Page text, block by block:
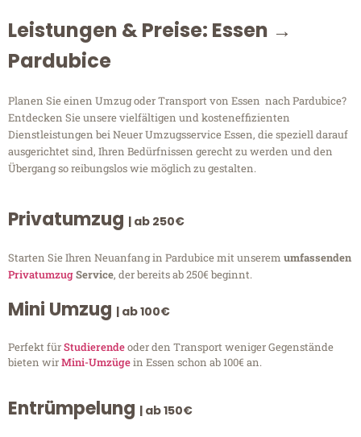
Leistungen & Preise: Essen →
Pardubice
Planen Sie einen Umzug oder Transport von Essen nach Pardubice?
Entdecken Sie unsere vielfältigen und kosteneffizienten
Dienstleistungen bei Neuer Umzugsservice Essen, die speziell darauf
ausgerichtet sind, Ihren Bedürfnissen gerecht zu werden und den
Übergang so reibungslos wie möglich zu gestalten.
Privatumzug | ab 250€
Starten Sie Ihren Neuanfang in Pardubice mit unserem umfassenden
PrivatumzugService, der bereits ab 250€ beginnt.
Mini Umzug | ab 100€
Perfekt fürStudierendeoder den Transport weniger Gegenstände
bieten wirMini-Umzügein Essen schon ab 100€ an.
Entrümpelung | ab 150€